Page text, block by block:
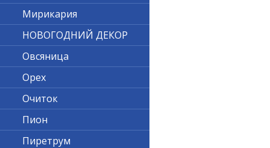
Мирикария
НОВОГОДНИЙ ДЕКОР
Овсяница
Орех
Очиток
Пион
Пиретрум